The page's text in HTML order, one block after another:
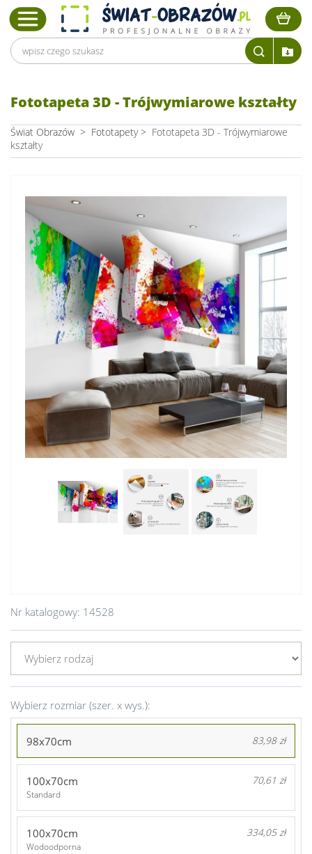
Fototapeta 3D - Trójwymiarowe kształty
Świat Obrazów > Fototapety > Fototapeta 3D - Trójwymiarowe
kształty
Nr katalogowy: 14528
Wybierz rozmiar (szer. x wys.):
98x70cm 83,98 zł
100x70cm 70,61 zł
Standard
100x70cm 334,05 zł
Wodoodporna